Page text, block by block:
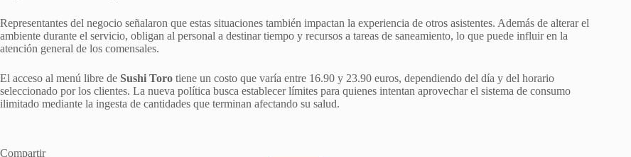
Representantes del negocio señalaron que estas situaciones también impactan la experiencia de otros asistentes. Además de alterar el
ambiente durante el servicio, obligan al personal a destinar tiempo y recursos a tareas de saneamiento, lo que puede influir en la
atención general de los comensales.
El acceso al menú libre de Sushi Toro tiene un costo que varía entre 16.90 y 23.90 euros, dependiendo del día y del horario
seleccionado por los clientes. La nueva política busca establecer límites para quienes intentan aprovechar el sistema de consumo
ilimitado mediante la ingesta de cantidades que terminan afectando su salud.
Compartir